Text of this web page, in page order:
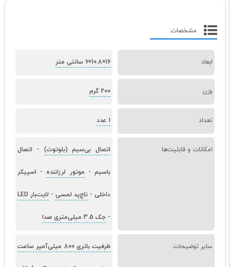
مشخصات
ابعاد 16×10.8×6 سانتی متر
وزن 200 گرم
تعداد 1 عدد
امکانات و قابلیت‌ها اتصال بی‌سیم (بلوتوث) - اتصال
باسیم- موتور لرزاننده - اسپیکر
داخلی - تاچ‌پد لمسی - لایت‌بار LED
- جک 3.5 میلی‌متری صدا
سایر توضیحات ظرفیت باتری 800 میلی‌آمپر ساعت